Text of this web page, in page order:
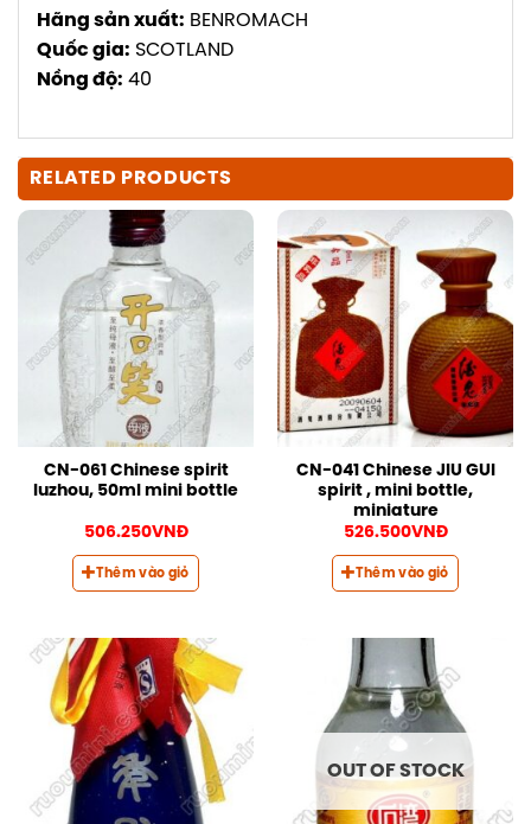
Hãng sản xuất: BENROMACH
Quốc gia: SCOTLAND
Nồng độ: 40
RELATED PRODUCTS
CN-061 Chinese spirit
luzhou, 50ml mini bottle
506.250VNĐ
Thêm vào giỏ
CN-041 Chinese JIU GUI
spirit , mini bottle,
miniature
526.500VNĐ
Thêm vào giỏ
OUT OF STOCK